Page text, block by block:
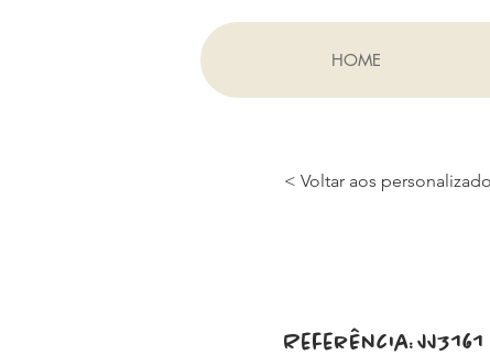
HOME
< Voltar aos
Referência: JJ3161